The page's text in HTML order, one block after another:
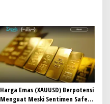
Harga Emas (XAUUSD) Berpotensi
Menguat Meski Sentimen Safe